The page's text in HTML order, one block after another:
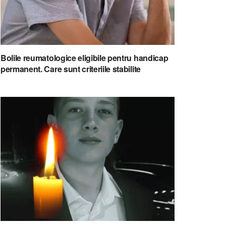
Bolile reumatologice eligibile pentru handicap
permanent. Care sunt criteriile stabilite